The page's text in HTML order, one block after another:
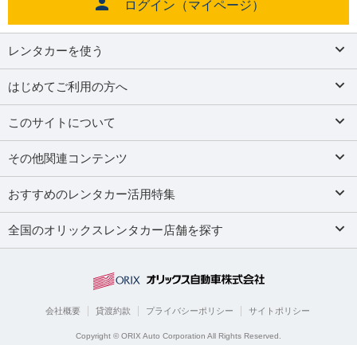
ログイン（マイページ）
レンタカーを使う
はじめてご利用の方へ
このサイトについて
その他関連コンテンツ
おすすめのレンタカー活用特集
全国のオリックスレンタカー店舗を探す
会社概要 貸渡約款 プライバシーポリシー サイトポリシー
Copyright © ORIX Auto Corporation All Rights Reserved.